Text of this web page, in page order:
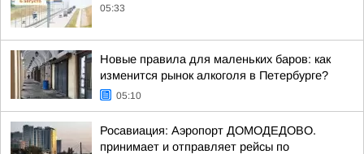
05:33
Новые правила для маленьких баров: как
изменится рынок алкоголя в Петербурге?
05:10
Росавиация: Аэропорт ДОМОДЕДОВО.
принимает и отправляет рейсы по